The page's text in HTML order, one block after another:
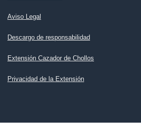
Aviso Legal
Descargo de responsabilidad
Extensión Cazador de Chollos
Privacidad de la Extensión